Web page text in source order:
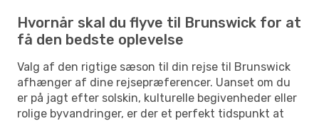
Hvornår skal du flyve til Brunswick for at
få den bedste oplevelse
Valg af den rigtige sæson til din rejse til Brunswick
afhænger af dine rejsepræferencer. Uanset om du
er på jagt efter solskin, kulturelle begivenheder eller
rolige byvandringer, er der et perfekt tidspunkt at